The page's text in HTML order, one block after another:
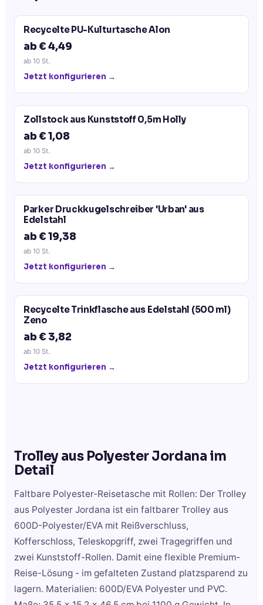
Recycelte PU-Kulturtasche Alon
ab € 4,49
ab 10 St.
Jetzt konfigurieren →
Zollstock aus Kunststoff 0,5m Holly
ab € 1,08
ab 10 St.
Jetzt konfigurieren →
Parker Druckkugelschreiber 'Urban' aus
Edelstahl
ab € 19,38
ab 10 St.
Jetzt konfigurieren →
Recycelte Trinkflasche aus Edelstahl (500 ml)
Zeno
ab € 3,82
ab 10 St.
Jetzt konfigurieren →
Trolley aus Polyester Jordana im
Detail
Faltbare Polyester-Reisetasche mit Rollen: Der Trolley
aus Polyester Jordana ist ein faltbarer Trolley aus
600D-Polyester/EVA mit Reißverschluss,
Kofferschloss, Teleskopgriff, zwei Tragegriffen und
zwei Kunststoff-Rollen. Damit eine flexible Premium-
Reise-Lösung - im gefalteten Zustand platzsparend zu
lagern. Materialien: 600D/EVA Polyester und PVC.